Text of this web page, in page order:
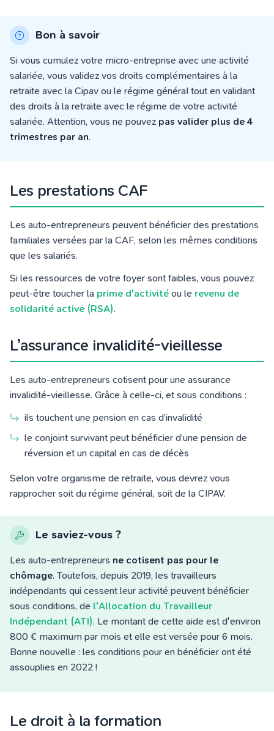
Bon à savoir
Si vous cumulez votre micro-entreprise avec une activité
salariée, vous validez vos droits complémentaires à la
retraite avec la Cipav ou le régime généraI tout en validant
des droits à la retraite avec le régime de votre activité
salariée. Attention, vous ne pouvez pas valider plus de 4
trimestres par an.
Les prestations CAF
Les auto-entrepreneurs peuvent bénéficier des prestations
familiales versées par la CAF, selon les mêmes conditions
que les salariés.
Si les ressources de votre foyer sont faibles, vous pouvez
peut-être toucher la prime d'activité ou le revenu de
solidarité active (RSA).
L’assurance invalidité-vieillesse
Les auto-entrepreneurs cotisent pour une assurance
invalidité-vieillesse. Grâce à celle-ci, et sous conditions :
ils touchent une pension en cas d’invalidité
le conjoint survivant peut bénéficier d’une pension de
réversion et un capital en cas de décès
Selon votre organisme de retraite, vous devrez vous
rapprocher soit du régime général, soit de la CIPAV.
Le saviez-vous ?
Les auto-entrepreneurs ne cotisent pas pour le
chômage. Toutefois, depuis 2019, les travailleurs
indépendants qui cessent leur activité peuvent bénéficier
sous conditions, de l'Allocation du Travailleur
Indépendant (ATI). Le montant de cette aide est d'environ
800 € maximum par mois et elle est versée pour 6 mois.
Bonne nouvelle : les conditions pour en bénéficier ont été
assouplies en 2022 !
Le droit à la formation